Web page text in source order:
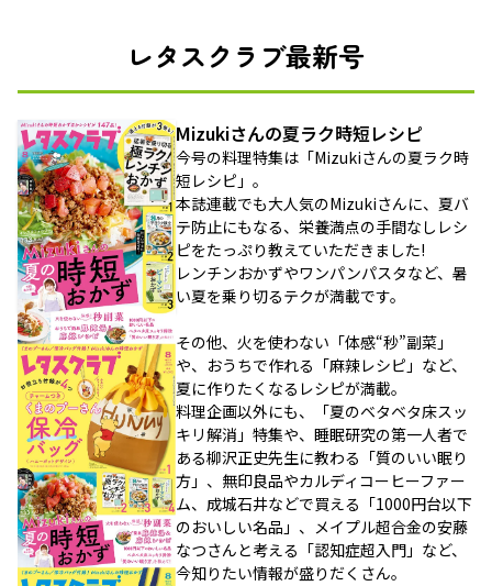
レタスクラブ最新号
Mizukiさんの夏ラク時短レシピ
今号の料理特集は「Mizukiさんの夏ラク時
短レシピ」。
本誌連載でも大人気のMizukiさんに、夏バ
テ防止にもなる、栄養満点の手間なしレシ
ピをたっぷり教えていただきました!
レンチンおかずやワンパンパスタなど、暑
い夏を乗り切るテクが満載です。
その他、火を使わない「体感“秒”副菜」
や、おうちで作れる「麻辣レシピ」など、
夏に作りたくなるレシピが満載。
料理企画以外にも、「夏のベタベタ床スッ
キリ解消」特集や、睡眠研究の第一人者で
ある柳沢正史先生に教わる「質のいい眠り
方」、無印良品やカルディコーヒーファー
ム、成城石井などで買える「1000円台以下
のおいしい名品」、メイプル超合金の安藤
なつさんと考える「認知症超入門」など、
今知りたい情報が盛りだくさん。